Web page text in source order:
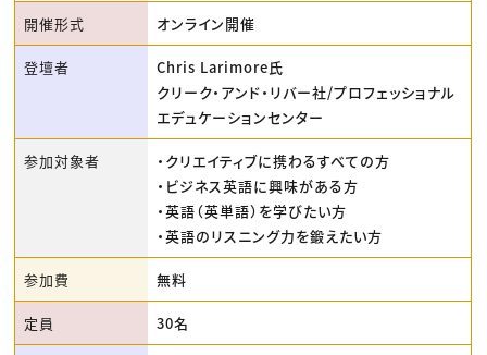
開催形式 オンライン開催
登壇者
Chris Larimore氏
クリーク・アンド・リバー社/プロフェッショナル
エデュケーションセンター
参加対象者
・クリエイティブに携わるすべての方
・ビジネス英語に興味がある方
・英語（英単語）を学びたい方
・英語のリスニング力を鍛えたい方
参加費 無料
定員 30名